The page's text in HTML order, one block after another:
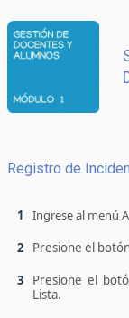
Registro de
1
Ingrese al menú
2
Presione el
3
Presione el
Lista.